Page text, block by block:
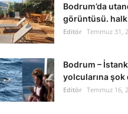
Bodrum’da
görüntüsü. halk
Editör Temmuz 31,
Bodrum –
yolcularına şok
Editör Temmuz 16,